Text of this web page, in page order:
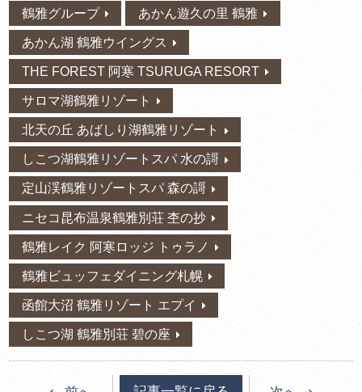
鶴雅グループ あかん遊久の里 鶴雅
あかん湖 鶴雅ウイングス
THE FOREST 阿寒 TSURUGA RESORT
サロマ湖鶴雅リゾート
北天の丘 あばしり湖鶴雅リゾート
しこつ湖鶴雅リゾートスパ 水の謌
定山渓鶴雅リゾートスパ 森の謌
ニセコ昆布温泉鶴雅別荘 杢の抄
鶴雅レイク 阿寒ロッジ トゥラノ
鶴雅ビュッフェダイニング札幌
函館大沼 鶴雅リゾート エプイ
しこつ湖 鶴雅別荘 碧の座